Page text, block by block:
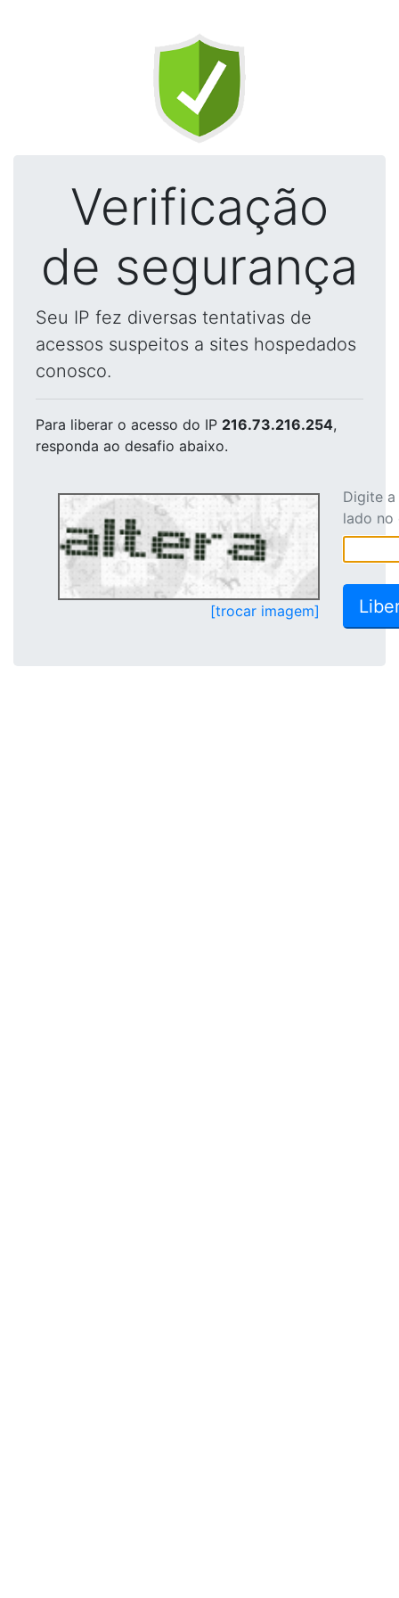
Verificação
de segurança
Seu IP fez diversas tentativas de
acessos suspeitos a sites hospedados
conosco.
Para liberar o acesso do IP 216.73.216.254,
responda ao desafio abaixo.
[trocar imagem]
Digite
lado no